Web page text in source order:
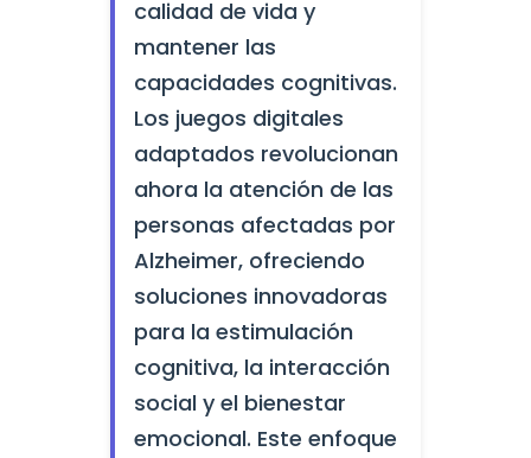
calidad de vida y
mantener las
capacidades cognitivas.
Los juegos digitales
adaptados revolucionan
ahora la atención de las
personas afectadas por
Alzheimer, ofreciendo
soluciones innovadoras
para la estimulación
cognitiva, la interacción
social y el bienestar
emocional. Este enfoque